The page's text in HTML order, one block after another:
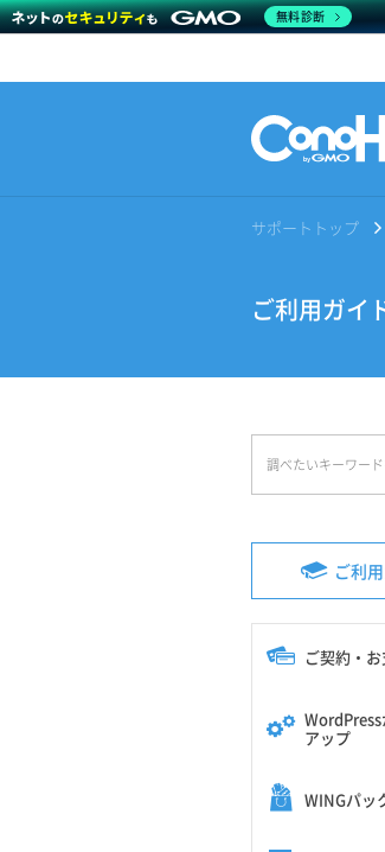
サポートトップ
ご利用ガイ
ご利
ご契約・
アップ
WINGパッ
無料診断